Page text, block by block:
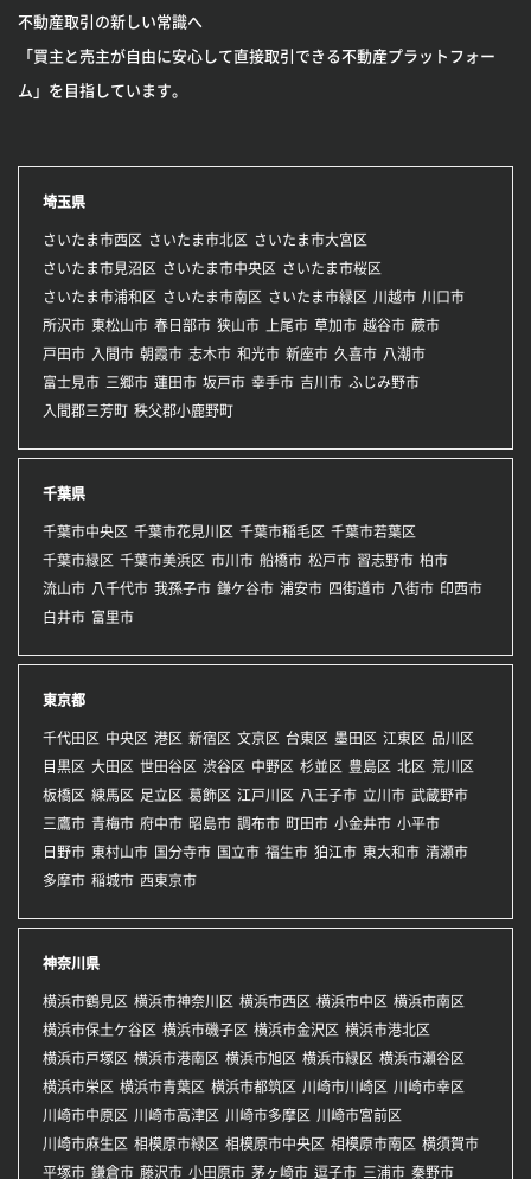
不動産取引の新しい常識へ
「買主と売主が自由に安心して直接取引できる不動産プラットフォー
ム」を目指しています。
埼玉県
さいたま市西区 さいたま市北区
さいたま市大宮区
さいたま市見沼区
さいたま市中央区
さいたま市桜区
さいたま市浦和区
さいたま市南区 さいたま市緑区 川越市 川口市
所沢市 東松山市 春日部市 狭山市 上尾市 草加市 越谷市 蕨市
戸田市 入間市 朝霞市 志木市 和光市 新座市 久喜市 八潮市
富士見市 三郷市 蓮田市 坂戸市 幸手市 吉川市 ふじみ野市
入間郡三芳町 秩父郡小鹿野町
千葉県
千葉市中央区 千葉市花見川区 千葉市稲毛区 千葉市若葉区
千葉市緑区 千葉市美浜区 市川市 船橋市 松戸市 習志野市 柏市
流山市 八千代市 我孫子市 鎌ケ谷市 浦安市 四街道市 八街市 印西市
白井市 富里市
東京都
千代田区 中央区 港区 新宿区 文京区 台東区 墨田区 江東区 品川区
目黒区 大田区 世田谷区 渋谷区 中野区 杉並区 豊島区 北区 荒川区
板橋区 練馬区 足立区 葛飾区 江戸川区 八王子市 立川市 武蔵野市
三鷹市 青梅市 府中市 昭島市 調布市 町田市 小金井市 小平市
日野市 東村山市 国分寺市 国立市 福生市 狛江市 東大和市 清瀬市
多摩市 稲城市 西東京市
神奈川県
横浜市鶴見区 横浜市神奈川区 横浜市西区 横浜市中区 横浜市南区
横浜市保土ケ谷区 横浜市磯子区 横浜市金沢区 横浜市港北区
横浜市戸塚区 横浜市港南区 横浜市旭区 横浜市緑区 横浜市瀬谷区
横浜市栄区 横浜市青葉区 横浜市都筑区 川崎市川崎区 川崎市幸区
川崎市中原区 川崎市高津区 川崎市多摩区 川崎市宮前区
川崎市麻生区 相模原市緑区 相模原市中央区 相模原市南区 横須賀市
平塚市 鎌倉市 藤沢市 小田原市 茅ヶ崎市 逗子市 三浦市 秦野市